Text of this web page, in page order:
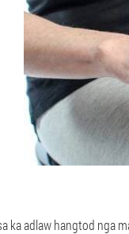
ka adlaw hangtod nga